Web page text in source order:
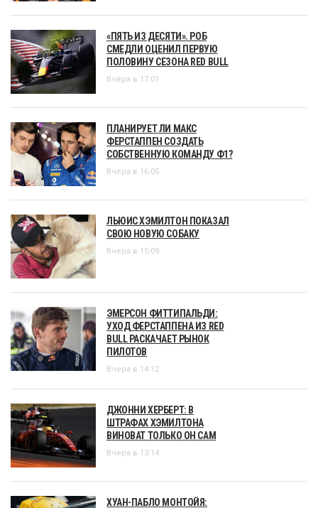
«ПЯТЬ ИЗ ДЕСЯТИ». РОБ
СМЕДЛИ ОЦЕНИЛ ПЕРВУЮ
ПОЛОВИНУ СЕЗОНА RED BULL
Вчера в 17:01
ПЛАНИРУЕТ ЛИ МАКС
ФЕРСТАППЕН СОЗДАТЬ
СОБСТВЕННУЮ КОМАНДУ Ф1?
Вчера в 16:05
ЛЬЮИС ХЭМИЛТОН ПОКАЗАЛ
СВОЮ НОВУЮ СОБАКУ
Вчера в 15:09
ЭМЕРСОН ФИТТИПАЛЬДИ:
УХОД ФЕРСТАППЕНА ИЗ RED
BULL РАСКАЧАЕТ РЫНОК
ПИЛОТОВ
Вчера в 14:12
ДЖОННИ ХЕРБЕРТ: В
ШТРАФАХ ХЭМИЛТОНА
ВИНОВАТ ТОЛЬКО ОН САМ
Вчера в 13:14
ХУАН-ПАБЛО МОНТОЙЯ: